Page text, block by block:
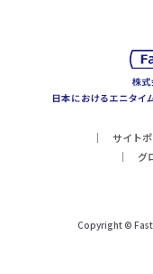
サイト
グ
Copyright ©